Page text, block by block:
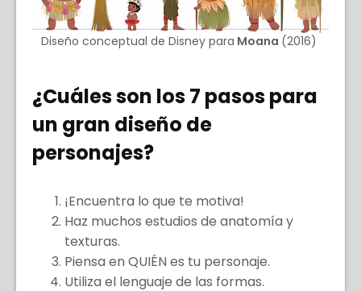
Diseño conceptual de Disney para Moana (2016)
¿Cuáles son los 7 pasos para
un gran diseño de
personajes?
¡Encuentra lo que te motiva!
Haz muchos estudios de anatomía y
texturas.
Piensa en QUIÉN es tu personaje.
Utiliza el lenguaje de las formas.